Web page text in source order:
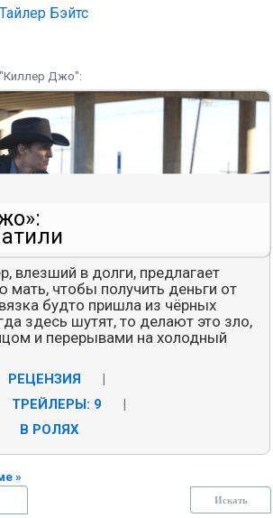
Тайлер Бэйтс
Джо":
влезший в долги, предлагает
мать, чтобы получить деньги от
будто пришла из чёрных
здесь шутят, то делают это зло,
и перерывами на холодный
РЕЦЕНЗИЯ
ТРЕЙЛЕРЫ: 9
В РОЛЯХ
»